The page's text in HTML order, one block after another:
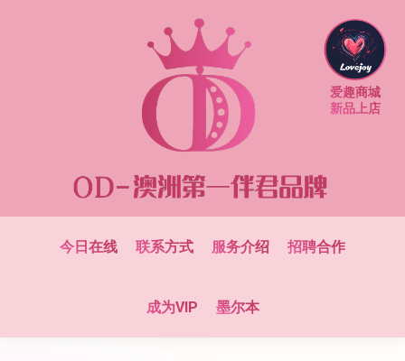
今日在线 联系方式 服务介绍 招聘合作
成为VIP 墨尔本
爱趣商城
新品上店